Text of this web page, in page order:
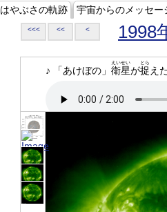
はやぶさの軌跡 宇宙からのメッセー
<<< << < 1998
♪ 「あけぼの」 衛星
えいせい
が捉
とら
え